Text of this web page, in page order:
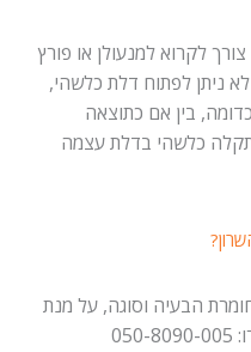
לקרוא למנעולן או פורץ
ניתן לפתוח דלת כלשהי,
בין אם כתוצאה
תקלה כלשהי בדלת עצמה
הבעיה וסוגה, על מנת